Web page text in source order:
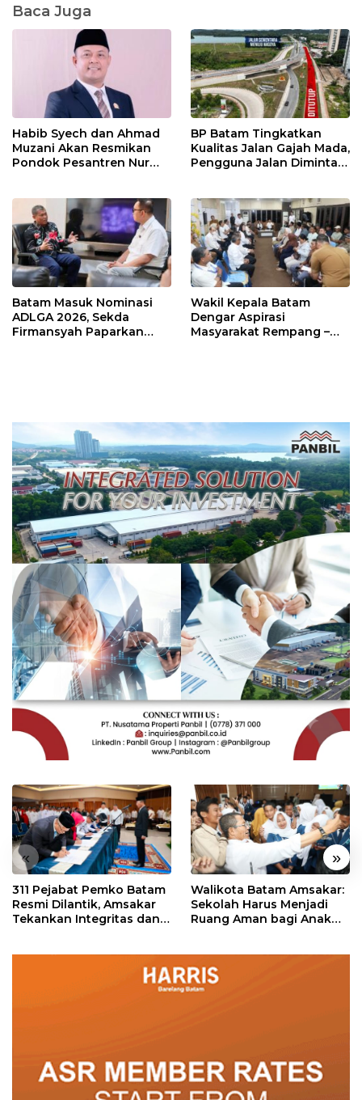
Baca Juga
Habib Syech dan Ahmad
Muzani Akan Resmikan
Pondok Pesantren Nur
BP Batam Tingkatkan
Kualitas Jalan Gajah Mada,
Pengguna Jalan Diminta
Batam Masuk Nominasi
ADLGA 2026, Sekda
Firmansyah Paparkan
Wakil Kepala Batam
Dengar Aspirasi
Masyarakat Rempang –
« »
311 Pejabat Pemko Batam
Resmi Dilantik, Amsakar
Tekankan Integritas dan
Walikota Batam Amsakar:
Sekolah Harus Menjadi
Ruang Aman bagi Anak